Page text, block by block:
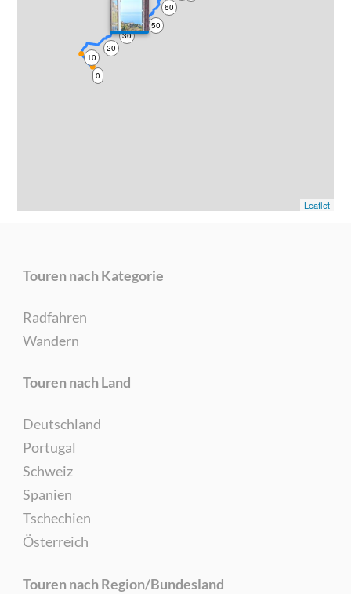
0
10
20
30
40 50
60
Leaflet
Touren nach Kategorie
Radfahren
Wandern
Touren nach Land
Deutschland
Portugal
Schweiz
Spanien
Tschechien
Österreich
Touren nach Region/Bundesland